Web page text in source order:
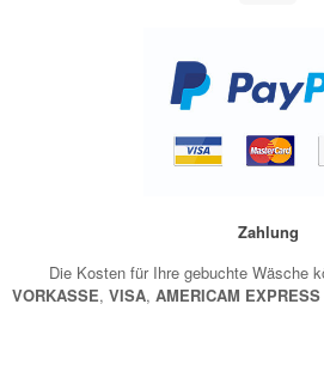
Zahlung
Die Kosten für Ihre gebuchte Wäsche
VORKASSE, VISA, AMERICAM EXPRESS